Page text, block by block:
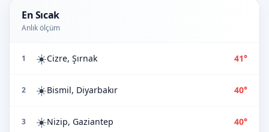
En Sıcak
Anlık ölçüm
1 ☀️Cizre, Şırnak 41°
2 ☀️Bismil, Diyarbakır 40°
3 ☀️Nizip, Gaziantep 40°